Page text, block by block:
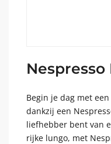
Begin je dag met
dankzij een
liefhebber bent van
rijke lungo, met